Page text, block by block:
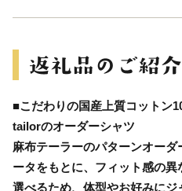
■こだわりの国産上質コットン
tailorのオーダーシャツ
麻布テーラーのパターンオー
ータをもとに、フィット感の
選べるため、体型やお好みにジ